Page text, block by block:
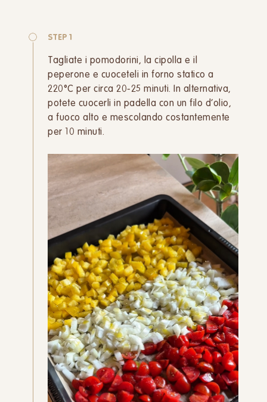
STEP 1
Tagliate i pomodorini, la cipolla e il
peperone e cuoceteli in forno statico a
220°C per circa 20-25 minuti. In alternativa,
potete cuocerli in padella con un filo d’olio,
a fuoco alto e mescolando costantemente
per 10 minuti.